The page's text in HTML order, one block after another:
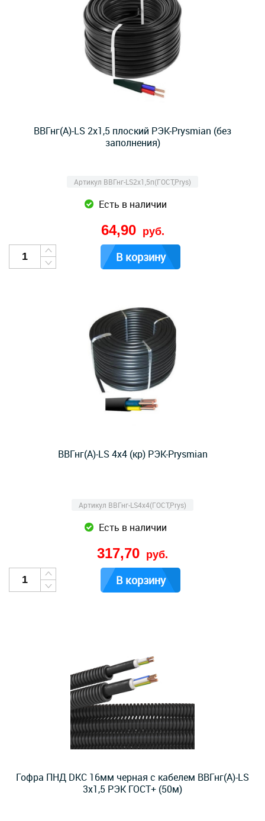
ВВГнг(А)-LS 2х1,5 плоский РЭК-Prysmian (без
заполнения)
Артикул ВВГнг-LS2х1,5п(ГОСТ,Prys)
Есть в наличии
64,90 руб.
В корзину
ВВГнг(А)-LS 4х4 (кр) РЭК-Prysmian
Артикул ВВГнг-LS4х4(ГОСТ,Prys)
Есть в наличии
317,70 руб.
В корзину
Гофра ПНД DKC 16мм черная с кабелем ВВГнг(А)-LS
3х1,5 РЭК ГОСТ+ (50м)